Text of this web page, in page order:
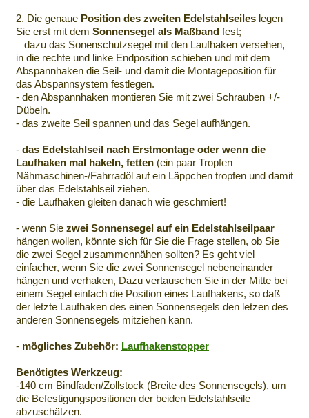
2. Die genaue Position des zweiten Edelstahlseiles legen
Sie erst mit dem Sonnensegel als Maßband fest;
dazu das Sonenschutzsegel mit den Laufhaken versehen,
in die rechte und linke Endposition schieben und mit dem
Abspannhaken die Seil- und damit die Montageposition für
das Abspannsystem festlegen.
- den Abspannhaken montieren Sie mit zwei Schrauben +/-
Dübeln.
- das zweite Seil spannen und das Segel aufhängen.
- das Edelstahlseil nach Erstmontage oder wenn die
Laufhaken mal hakeln, fetten (ein paar Tropfen
Nähmaschinen-/Fahrradöl auf ein Läppchen tropfen und damit
über das Edelstahlseil ziehen.
- die Laufhaken gleiten danach wie geschmiert!
- wenn Sie zwei Sonnensegel auf ein Edelstahlseilpaar
hängen wollen, könnte sich für Sie die Frage stellen, ob Sie
die zwei Segel zusammennähen sollten? Es geht viel
einfacher, wenn Sie die zwei Sonnensegel nebeneinander
hängen und verhaken, Dazu vertauschen Sie in der Mitte bei
einem Segel einfach die Position eines Laufhakens, so daß
der letzte Laufhaken des einen Sonnensegels den letzen des
anderen Sonnensegels mitziehen kann.
- mögliches Zubehör: Laufhakenstopper
Benötigtes Werkzeug:
-140 cm Bindfaden/Zollstock (Breite des Sonnensegels), um
die Befestigungspositionen der beiden Edelstahlseile
abzuschätzen.